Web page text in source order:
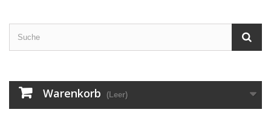
Warenkorb (Leer)